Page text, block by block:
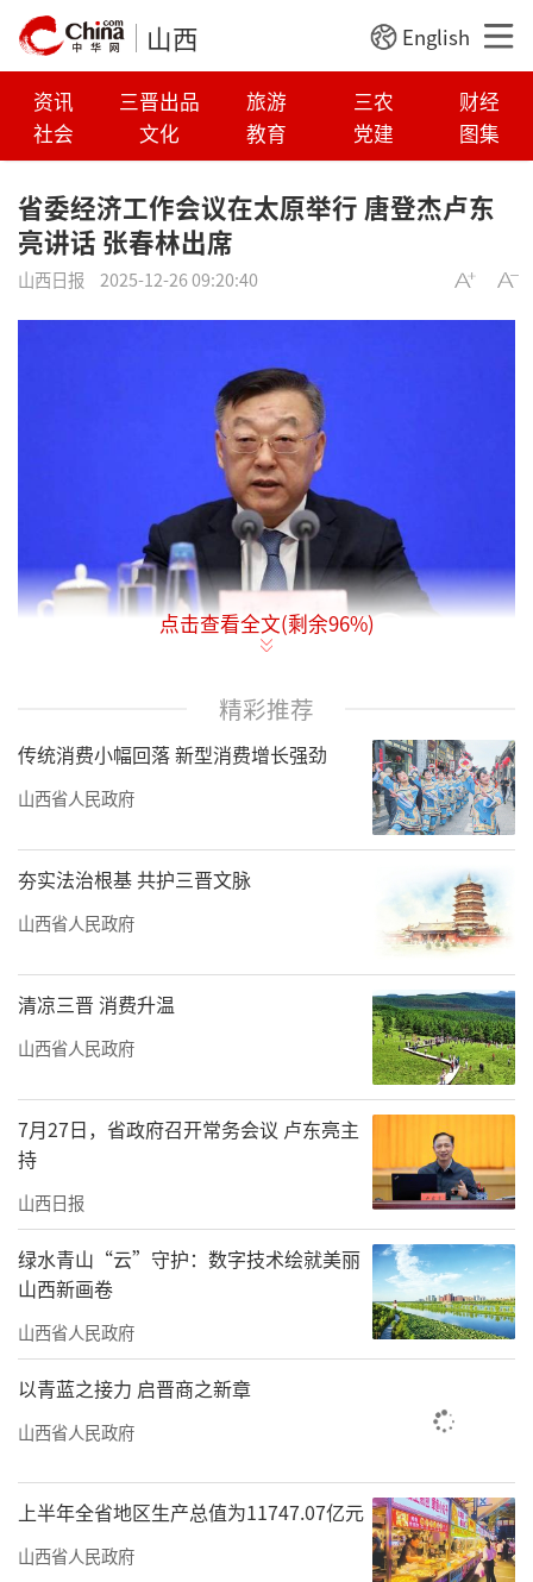
山西 English
资讯 三晋出品 旅游 三农
财经
社会
文化 教育 党建 图集
省委经济工作会议在太原举行 唐登杰卢东
亮讲话 张春林出席
山西日报 2025-12-26 09:20:40
行。会议坚持以习近平新时代中国特色社会主
义思想为指导，深入学习贯彻党的二十大和二
十届历次全会精神，认真学习贯彻习近平总书
记对山西工作的重要讲话重要指示精神，全面
贯彻落实中央经济工作会议精神，总结2025年
经济工作，分析当前经济形势，部署2026年经
济工作。省委书记唐登杰出席并讲话，省委副
书记、省长卢东亮主持并作具体安排，省政协
主席张春林出席。
会议指出，习近平总书记在中央经济工作
会议上的重要讲话，站在统筹国内国际两个大
局的战略高度，全面总结2025年经济工作，系
统部署明年经济工作的总体要求、政策取向、
发展目标和重大任务，高屋建瓴、思想深邃、
内涵丰富、催人奋进，为做好“十五五”开局
之年乃至今后一个时期的经济工作指明了前进
方向、提供了根本遵循。全省上下要深入学习
贯彻习近平总书记重要讲话精神，深刻领会党
中央关于经济形势的科学判断和对明年经济工
作的决策部署，切实增强做好经济工作、推动
高质量发展和现代化建设的责任感使命感紧迫
感，强化责任担当，凝聚奋进力量，以实际工
点击查看全文(剩余96%)
精彩推荐
传统消费小幅回落 新型消费增长强劲
山西省人民政府
夯实法治根基 共护三晋文脉
山西省人民政府
清凉三晋 消费升温
山西省人民政府
7月27日，省政府召开常务会议 卢东亮主
持
山西日报
绿水青山“云”守护：数字技术绘就美丽
山西新画卷
山西省人民政府
以青蓝之接力 启晋商之新章
山西省人民政府
上半年全省地区生产总值为11747.07亿元
山西省人民政府